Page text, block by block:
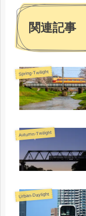
関連記事
Spring-Twilight
Autumn-Twilight
Urban-Daylight